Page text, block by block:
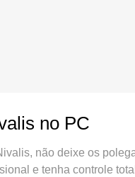
no PC
não deixe os
e tenha controle